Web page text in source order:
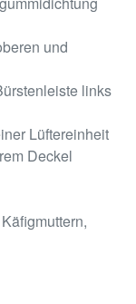
und
links
Lüftereinheit
Deckel